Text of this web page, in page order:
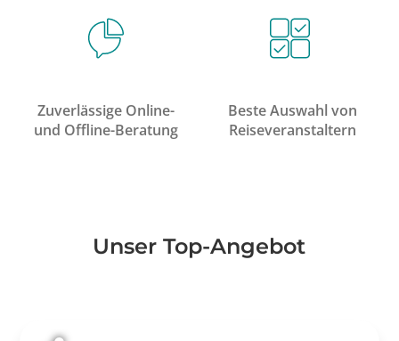
Zuverlässige Online-
und Offline-Beratung
Beste Auswahl von
Reiseveranstaltern
Unser Top-Angebot